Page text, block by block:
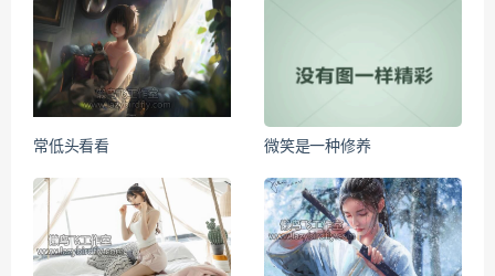
常低头看看 微笑是一种修养